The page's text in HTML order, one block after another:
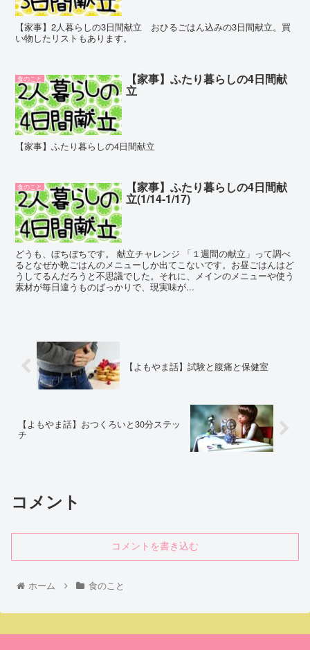
【家事】2人暮らしの3日間献立 おひるごはん込みの3日間献立。買
い物したリストもあります。
食のこと 【家事】ふたり暮らしの4日間献
立
【家事】ふたり暮らしの4日間献立
食のこと 【家事】ふたり暮らしの4日間献
立(1/14-1/17)
どうも、ぼちぼちです。 献立チャレンジ 「１週間の献立」って調べ
るとなぜか晩ごはんのメニューしか出てこないです。お昼ごはんはど
うしてるんだろうと不思議でした。それに、メインのメニューや使う
素材が毎日違うものばっかりで、現実味が...
【よもやま話】試験と腹痛と保健室
【よもやま話】おつくろいと30分ステッ
チ
コメント
コメントを書き込む
ホーム 食のこと